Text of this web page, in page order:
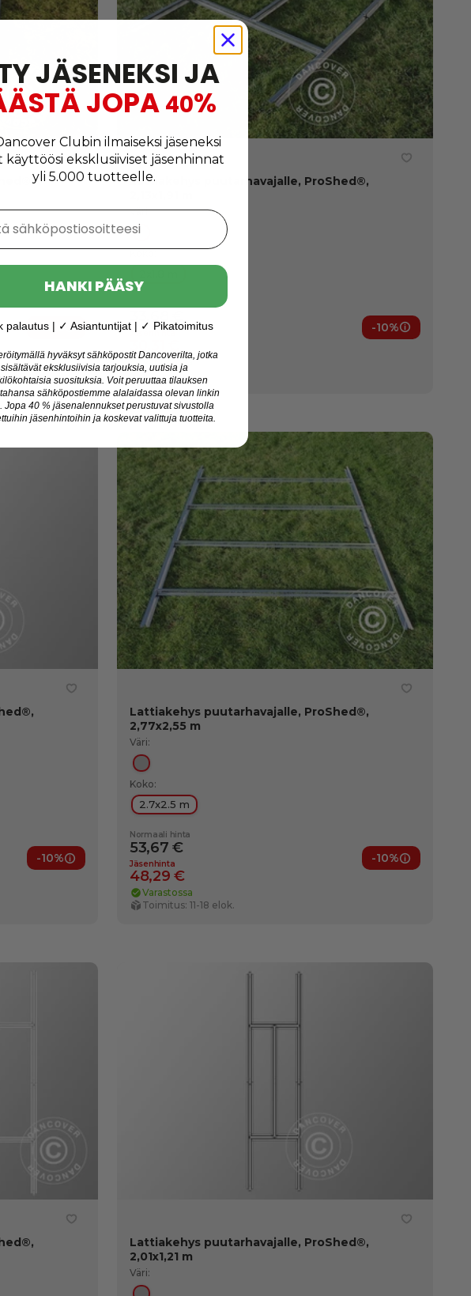
-10%
Jäsenedut
Lattiakehys puutarhavajalle, ProShed®,
Väri:
Jäsenhinta -10%
Jäsenedut
Varastossa
Toimitus: 11-18 elok.
-10%
Jäsenedut
Lattiakehys puutarhavajalle, ProShed®,
2,77x2,55 m
Väri:
Hopea
Koko:
2.7x2.5 m
Normaali hinta
53,67 €
Jäsenhinta
48,29 €
-10%
Jäsenedut
Varastossa
Toimitus: 11-18 elok.
Lattiakehys puutarhavajalle, ProShed®,
2,01x1,21 m
Väri:
JÄSENEKSI JA
JOPA 40%
Clubin ilmaiseksi jäseneksi
käyttöösi eksklusiiviset jäsenhinnat
yli 5.000 tuotteelle.
HANKI PÄÄSY
palautus | ✓ Asiantuntijat | ✓ Pikatoimitus
hyväksyt sähköpostit Dancoverilta, jotka
sisältävät eksklusiivisia tarjouksia, uutisia ja
suosituksia. Voit peruuttaa tilauksen
sähköpostiemme alalaidassa olevan linkin
Jopa 40 % jäsenalennukset perustuvat sivustolla
jäsenhintoihin ja koskevat valittuja tuotteita.